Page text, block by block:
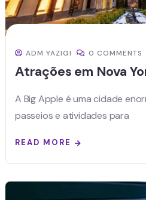
ADM YAZIGI 0 COMMENTS
Atrações em Nova
A Big Apple é uma cidade
passeios e atividades para
READ MORE